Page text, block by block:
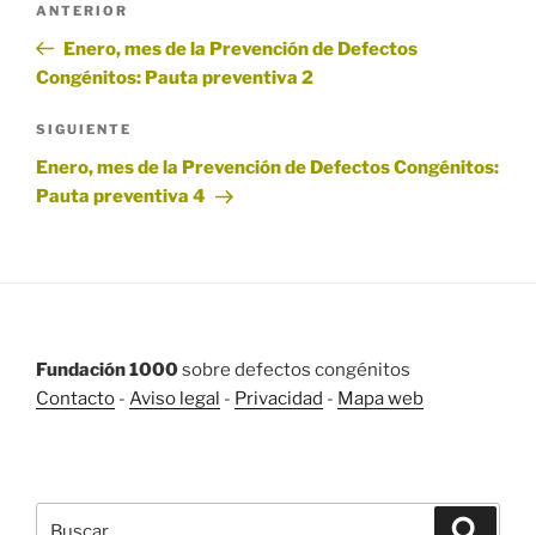
entradas
Entrada
anterior:
ANTERIOR
Enero, mes de la Prevención de Defectos
Congénitos: Pauta preventiva 2
Siguiente
entrada
SIGUIENTE
Enero, mes de la Prevención de Defectos Congénitos:
Pauta preventiva 4
Fundación 1000sobre defectos congénitos
Contacto - Aviso legal - Privacidad - Mapa web
BUSCAR